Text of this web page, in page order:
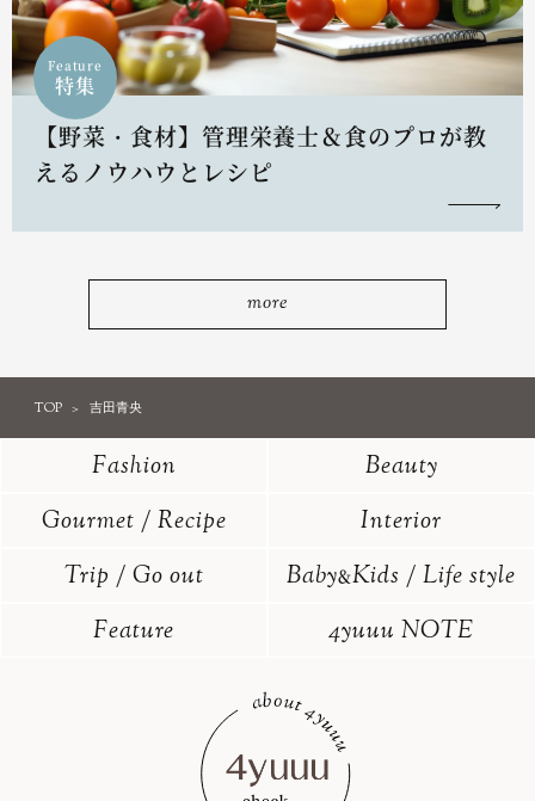
Feature
特集
【野菜・食材】管理栄養士＆食のプロが教
えるノウハウとレシピ
more
TOP 吉田青央
Fashion
Beauty
Gourmet / Recipe
Interior
Trip / Go out
Baby&Kids / Life style
Feature
4yuuu NOTE